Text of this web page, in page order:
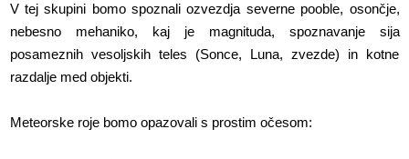
V tej skupini bomo spoznali ozvezdja severne pooble, osončje,
nebesno mehaniko, kaj je magnituda, spoznavanje sija
posameznih vesoljskih teles (Sonce, Luna, zvezde) in kotne
razdalje med objekti.
Meteorske roje bomo opazovali s prostim očesom: